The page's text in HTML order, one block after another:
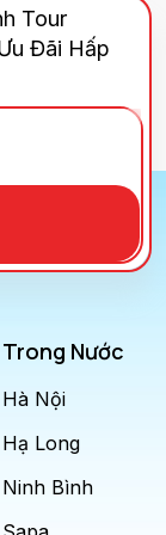
Tour
Đãi Hấp
Trong Nước
Hà Nội
Hạ Long
Ninh Bình